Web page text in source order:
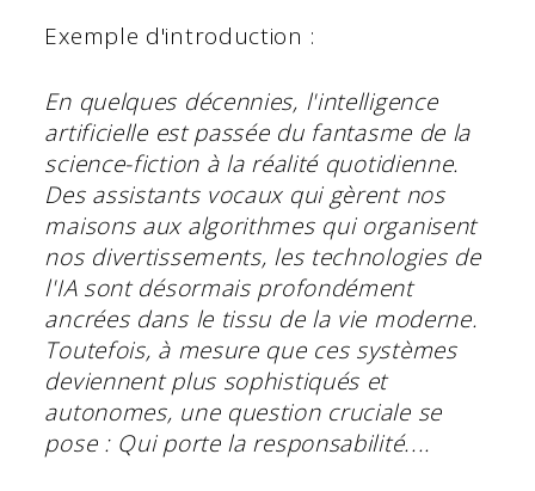
Exemple d'introduction :
En quelques décennies, l'intelligence
artificielle est passée du fantasme de la
science-fiction à la réalité quotidienne.
Des assistants vocaux qui gèrent nos
maisons aux algorithmes qui organisent
nos divertissements, les technologies de
l'IA sont désormais profondément
ancrées dans le tissu de la vie moderne.
Toutefois, à mesure que ces systèmes
deviennent plus sophistiqués et
autonomes, une question cruciale se
pose : Qui porte la responsabilité....